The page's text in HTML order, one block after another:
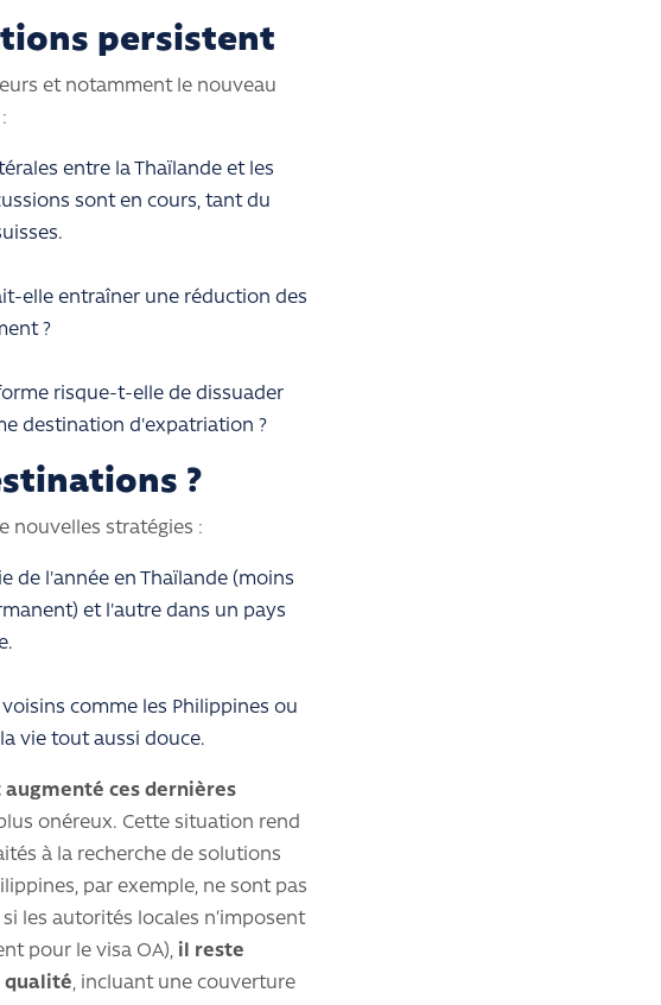
persistent
et notamment le nouveau
entre la Thaïlande et les
sont en cours, tant du
elle entraîner une réduction des
?
risque-t-elle de dissuader
destination d'expatriation ?
?
nouvelles stratégies :
de l'année en Thaïlande (moins
et l'autre dans un pays
comme les Philippines ou
vie tout aussi douce.
ces dernières
onéreux. Cette situation rend
à la recherche de solutions
par exemple, ne sont pas
si les autorités locales n’imposent
pour le visa OA), il reste
qualité, incluant une couverture